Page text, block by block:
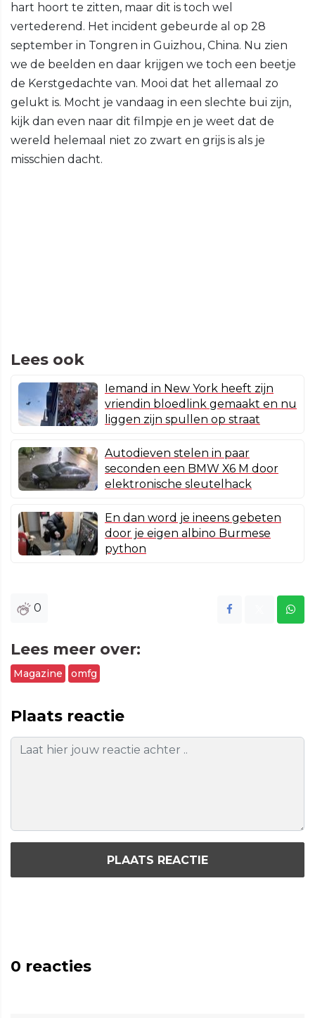
hart hoort te zitten, maar dit is toch wel
vertederend. Het incident gebeurde al op 28
september in Tongren in Guizhou, China. Nu zien
we de beelden en daar krijgen we toch een beetje
de Kerstgedachte van. Mooi dat het allemaal zo
gelukt is. Mocht je vandaag in een slechte bui zijn,
kijk dan even naar dit filmpje en je weet dat de
wereld helemaal niet zo zwart en grijs is als je
misschien dacht.
Lees ook
Iemand in New York heeft zijn
vriendin bloedlink gemaakt en nu
liggen zijn spullen op straat
Autodieven stelen in paar
seconden een BMW X6 M door
elektronische sleutelhack
En dan word je ineens gebeten
door je eigen albino Burmese
python
0
Lees meer over:
Magazine omfg
Plaats reactie
PLAATS REACTIE
0 reacties